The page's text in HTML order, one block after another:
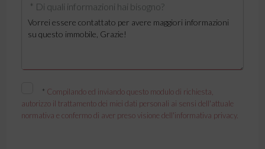
* Di quali informazioni hai bisogno?
* Compilando ed inviando questo modulo di richiesta,
autorizzo il trattamento dei miei dati personali ai sensi dell'attuale
normativa e confermo di aver preso visione dell'informativa privacy.